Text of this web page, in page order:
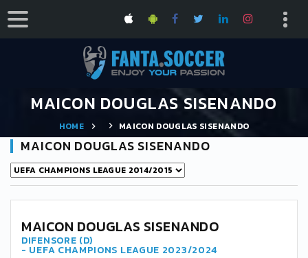
MAICON DOUGLAS SISENANDO
HOME MAICON DOUGLAS SISENANDO
MAICON DOUGLAS SISENANDO
MAICON DOUGLAS SISENANDO
DIFENSORE (D)
- UEFA CHAMPIONS LEAGUE 2023/2024